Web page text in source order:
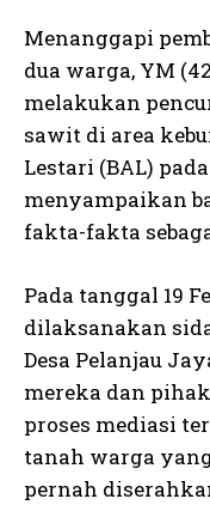
Menanggapi
dua warga, YM
melakukan
sawit di area
Lestari (BAL)
menyampaikan
fakta-fakta
Pada tanggal 19
dilaksanakan
Desa Pelanjau
mereka dan
proses mediasi
tanah warga
pernah